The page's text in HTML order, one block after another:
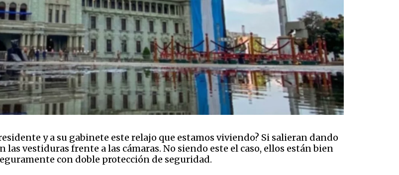
y a su gabinete este relajo que estamos viviendo? Si salieran dando
vestiduras frente a las cámaras. No siendo este el caso, ellos están bien
con doble protección de seguridad.